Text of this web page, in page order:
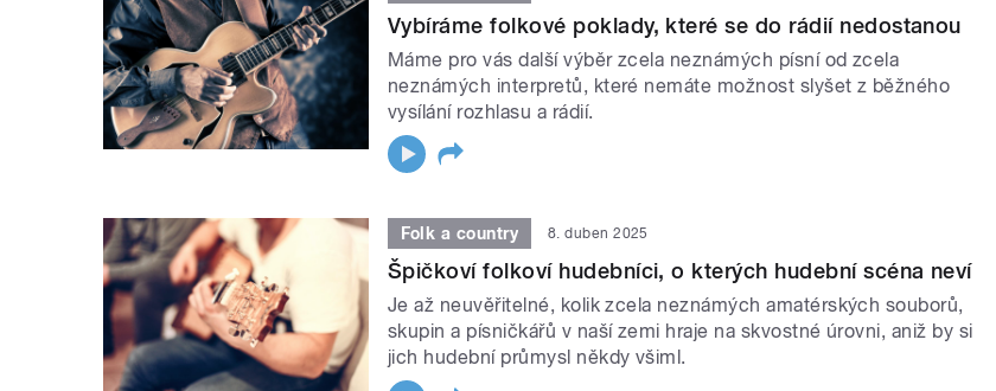
Vybíráme folkové poklady, které se do rádií nedostanou
Máme pro vás další výběr zcela neznámých písní od zcela
neznámých interpretů, které nemáte možnost slyšet z běžného
vysílání rozhlasu a rádií.
Folk a country 8. duben 2025
Špičkoví folkoví hudebníci, o kterých hudební scéna neví
Je až neuvěřitelné, kolik zcela neznámých amatérských souborů,
skupin a písničkářů v naší zemi hraje na skvostné úrovni, aniž by si
jich hudební průmysl někdy všiml.